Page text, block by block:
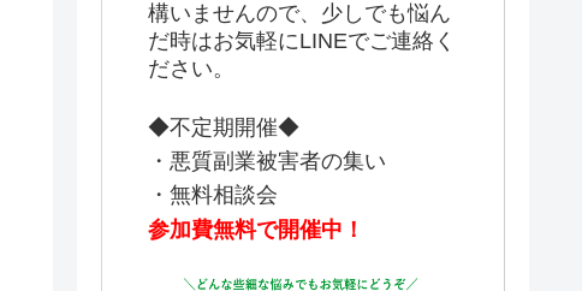
構いませんので、少しでも悩ん
だ時はお気軽にLINEでご連絡く
ださい。
◆不定期開催◆
・悪質副業被害者の集い
・無料相談会
参加費無料で開催中！